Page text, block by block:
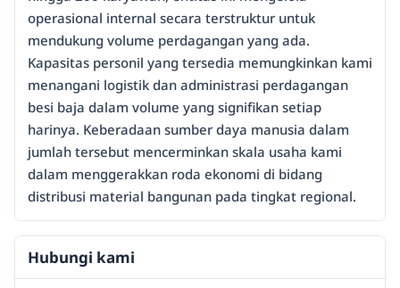
operasional internal secara terstruktur untuk
mendukung volume perdagangan yang ada.
Kapasitas personil yang tersedia memungkinkan kami
menangani logistik dan administrasi perdagangan
besi baja dalam volume yang signifikan setiap
harinya. Keberadaan sumber daya manusia dalam
jumlah tersebut mencerminkan skala usaha kami
dalam menggerakkan roda ekonomi di bidang
distribusi material bangunan pada tingkat regional.
Hubungi kami